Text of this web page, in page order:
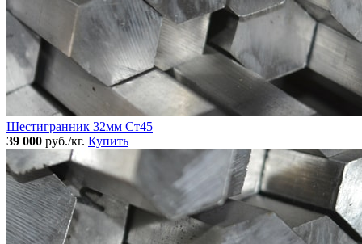
Шестигранник 32мм Ст45
39 000 руб./кг. Купить